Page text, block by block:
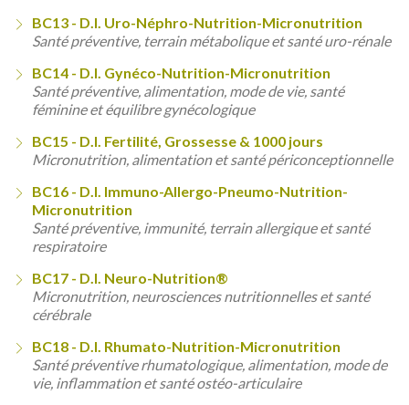
BC13 - D.I. Uro-Néphro-Nutrition-Micronutrition
Santé préventive, terrain métabolique et santé uro-rénale
BC14 - D.I. Gynéco-Nutrition-Micronutrition
Santé préventive, alimentation, mode de vie, santé
féminine et équilibre gynécologique
BC15 - D.I. Fertilité, Grossesse & 1000 jours
Micronutrition, alimentation et santé périconceptionnelle
BC16 - D.I. Immuno-Allergo-Pneumo-Nutrition-
Micronutrition
Santé préventive, immunité, terrain allergique et santé
respiratoire
BC17 - D.I. Neuro-Nutrition®
Micronutrition, neurosciences nutritionnelles et santé
cérébrale
BC18 - D.I. Rhumato-Nutrition-Micronutrition
Santé préventive rhumatologique, alimentation, mode de
vie, inflammation et santé ostéo-articulaire